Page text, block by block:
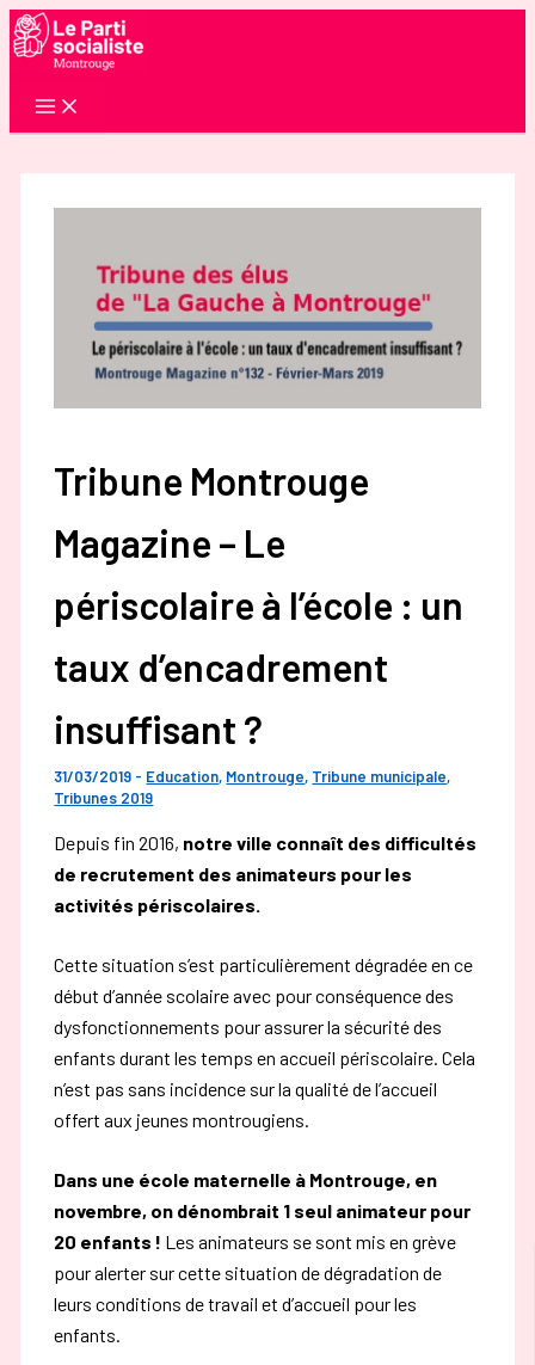
Aller
au
Tribune Montrouge
Magazine – Le
périscolaire à l’école : un
taux d’encadrement
insuffisant ?
31/03/2019 - Education, Montrouge, Tribune municipale,
Tribunes 2019
Depuis fin 2016, notre ville connaît des difficultés
de recrutement des animateurs pour les
activités périscolaires.
Cette situation s’est particulièrement dégradée en ce
début d’année scolaire avec pour conséquence des
dysfonctionnements pour assurer la sécurité des
enfants durant les temps en accueil périscolaire. Cela
n’est pas sans incidence sur la qualité de l’accueil
offert aux jeunes montrougiens.
Dans une école maternelle à Montrouge, en
novembre, on dénombrait 1 seul animateur pour
20 enfants ! Les animateurs se sont mis en grève
pour alerter sur cette situation de dégradation de
leurs conditions de travail et d’accueil pour les
enfants.